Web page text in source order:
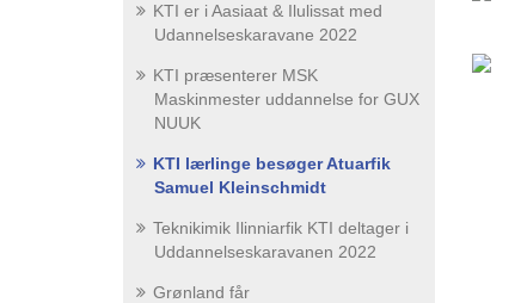
KTI er i Aasiaat & Ilulissat med
Udannelseskaravane 2022
KTI præsenterer MSK
Maskinmester uddannelse for GUX
NUUK
KTI lærlinge besøger Atuarfik
Samuel Kleinschmidt
Teknikimik Ilinniarfik KTI deltager i
Uddannelseskaravanen 2022
Grønland får